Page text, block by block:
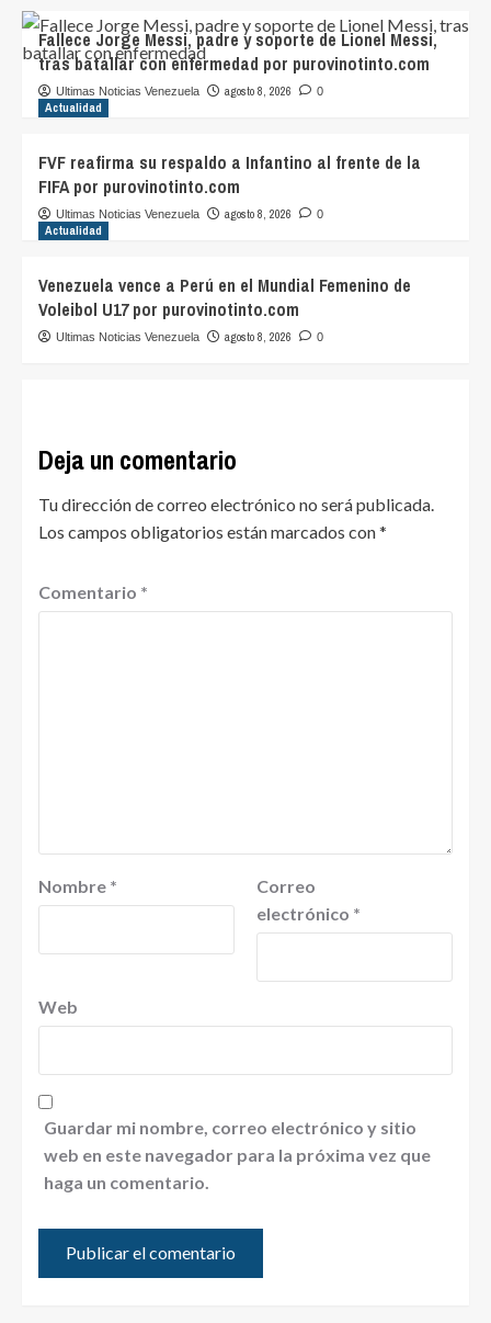
Fallece Jorge Messi, padre y soporte de Lionel Messi,
tras batallar con enfermedad por purovinotinto.com
Ultimas Noticias Venezuela agosto 8, 2026 0
Actualidad
FVF reafirma su respaldo a Infantino al frente de la
FIFA por purovinotinto.com
Ultimas Noticias Venezuela agosto 8, 2026 0
Actualidad
Venezuela vence a Perú en el Mundial Femenino de
Voleibol U17 por purovinotinto.com
Ultimas Noticias Venezuela agosto 8, 2026 0
Deja un comentario
Tu dirección de correo electrónico no será publicada.
Los campos obligatorios están marcados con*
Comentario *
Nombre *
Correo
electrónico *
Web
Guardar mi nombre, correo electrónico y sitio
web en este navegador para la próxima vez que
haga un comentario.